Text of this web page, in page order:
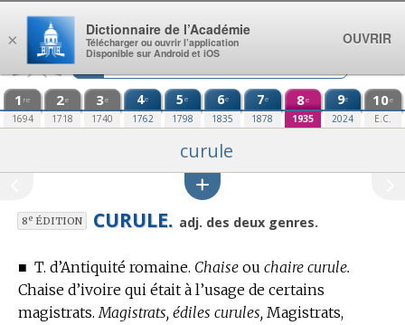
Aller au contenu
1 re
1694
2e
1718
3e
1740
4e
1762
5e
1798
6e
1835
7e
1878
8e
1935
9e
2024
10e
E.C.
curule
8eÉDITION CURULE. adj. des deux genres.
■ T. d’Antiquité romaine. Chaise ou chaire curule.
Chaise d’ivoire qui était à l’usage de certains
magistrats.Magistrats, édiles curules, Magistrats,
×
Dictionnaire de l’Académie
Télécharger ou ouvrir l’application
Disponible sur Android et iOS
OUVRIR